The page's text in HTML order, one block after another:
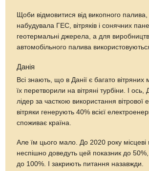
Щоби відмовитися від викопного
набудувала ГЕС, вітряків і сонячних
геотермальні джерела, а для
автомобільного палива
Данія
Всі знають, що в Данії є багато вітряних
їх перетворили на вітряні турбіни. І ось,
лідер за часткою використання вітрової
вітряки генерують 40% всієї
споживає країна.
Але їм цього мало. До 2020 року місцеві
неспішно доведуть цей показник до
до 100%. І закриють питання назавжди.